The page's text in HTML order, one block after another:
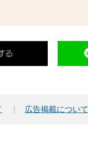
広告掲載について